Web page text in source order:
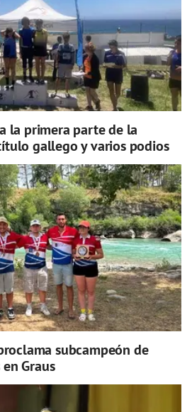
la primera parte de la
gallego y varios podios
subcampeón de
Graus